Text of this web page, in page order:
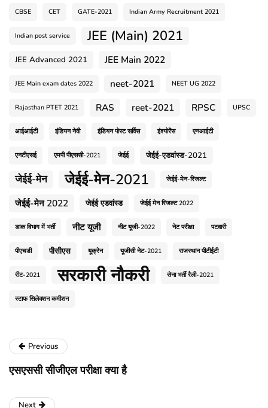
CBSE CET GATE-2021 Indian Army Recruitment 2021
Indian post service JEE (Main) 2021
JEE Advanced 2021 JEE Main 2022
JEE Main exam dates 2022 neet-2021 NEET UG 2022
Rajasthan PTET 2021 RAS reet-2021 RPSC UPSC
आईआईटी इंडियन नेवी इंडियन पोस्ट सर्विस इंश्योरेंस एनआईटी
एनटीएसई एमपी पीएससी-2021 जेईई जेईई-एडवांस्ड-2021
जेईई-मेन जेईई-मेन-2021 जेईई-मेन-रिजल्ट
जेईई-मेन 2022 जेईई एडवांस्ड जेईई मेन रिजल्ट 2022
डाक विभाग में भर्ती नीट यूजी नीट यूजी-2022 नेट परीक्षा पटवारी
पीएचडी पीसीएस यूक्रेन यूजीसी नेट-2021 राजस्थान पीटीईटी
रीट-2021 सरकारी नौकरी सेना भर्ती रैली-2021
स्टाफ सिलेक्शन कमीशन
Previous
एसएससी सीजीएल परीक्षा क्या है
Next